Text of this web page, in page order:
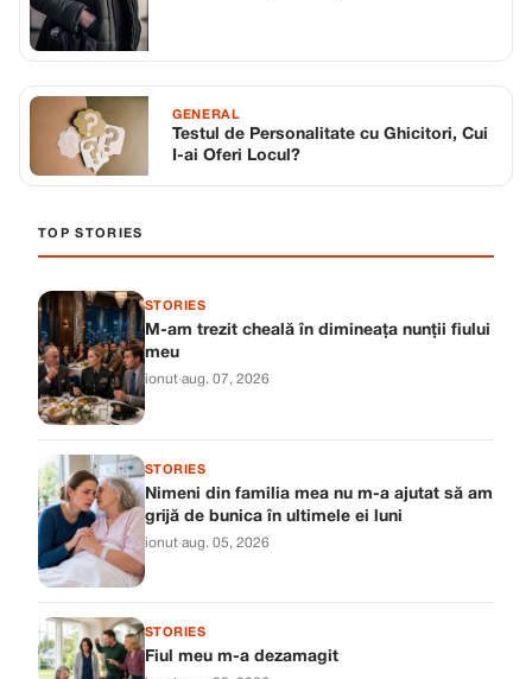
GENERAL
Testul de Personalitate cu Ghicitori, Cui
I-ai Oferi Locul?
TOP STORIES
STORIES
M-am trezit cheală în dimineața nunții fiului
meu
ionut·aug. 07, 2026
STORIES
Nimeni din familia mea nu m-a ajutat să am
grijă de bunica în ultimele ei luni
ionut·aug. 05, 2026
STORIES
Fiul meu m-a dezamagit